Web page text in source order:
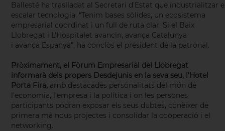
Ballesté ha traslladat al Secretari d'Estat que industrialitzar
escalar tecnologia. “Tenim bases sòlides, un ecosistema
empresarial coordinat i un full de ruta clar. Si el Baix
Llobregat i L’Hospitalet avancin, avança Catalunya
i avança Espanya”, ha conclòs el president de la patronal.
Pròximament, el Fòrum Empresarial del Llobregat
informarà dels propers Desdejunis en la seva seu, l'Hotel
Porta Fira,amb destacades personalitats del món de
l'economia, l'empresa i la política i on les persones
participants podran exposar els seus dubtes, conèixer de
primera mà nous projectes i consolidar la cooperació i el
networking.